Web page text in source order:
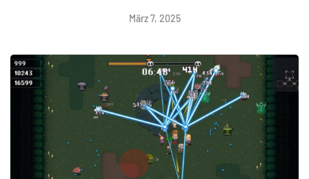
März 7, 2025